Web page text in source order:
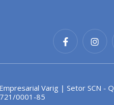
Varig | Setor SCN -
0001-85